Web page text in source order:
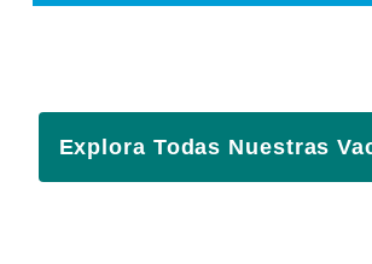
Explora Todas Nuestras